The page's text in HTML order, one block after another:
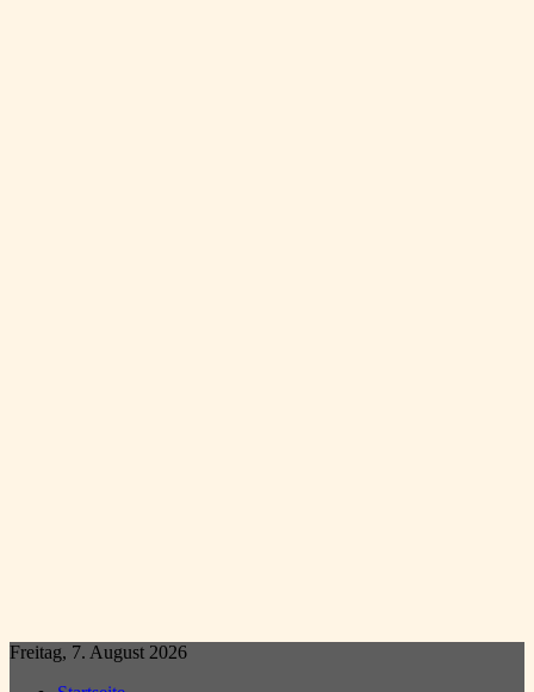
Freitag, 7. August 2026